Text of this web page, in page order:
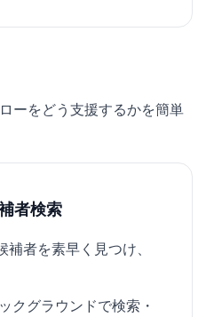
ーをどう支援するかを簡単
者検索
者を素早く見つけ、
クグラウンドで検索・